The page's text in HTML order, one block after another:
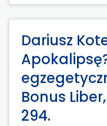
Dariusz
Bonus
294.